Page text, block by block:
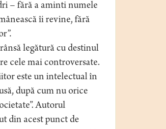
– fără a aminti numele
îi revine, fără
legătură cu destinul
cele mai controversate.
este un intelectual în
după cum nu orice
Autorul
din acest punct de